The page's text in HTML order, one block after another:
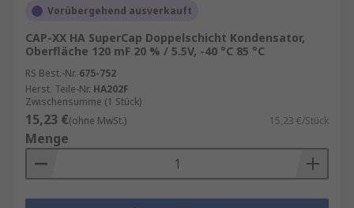
Vorübergehend ausverkauft
CAP-XX HA SuperCap Doppelschicht Kondensator,
Oberfläche 120 mF 20 % / 5.5V, -40 °C 85 °C
RS Best.-Nr. 675-752
Herst. Teile-Nr. HA202F
Zwischensumme (1 Stück)
15,23 €(ohne MwSt.) 15,23 €/Stück
Menge